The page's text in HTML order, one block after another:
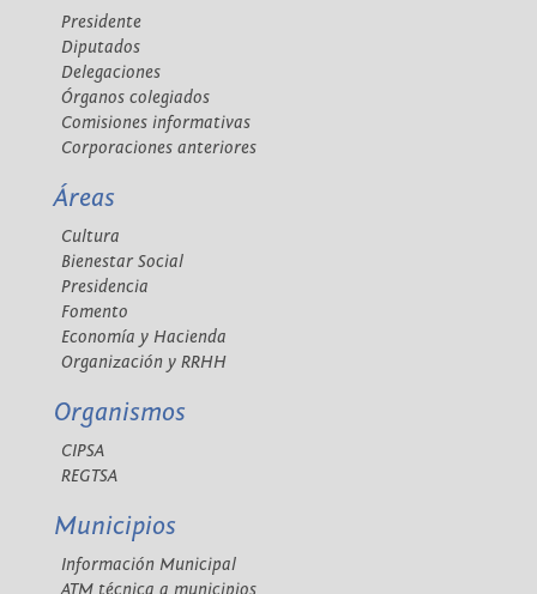
Presidente
Diputados
Delegaciones
Órganos colegiados
Comisiones informativas
Corporaciones anteriores
Áreas
Cultura
Bienestar Social
Presidencia
Fomento
Economía y Hacienda
Organización y RRHH
Organismos
CIPSA
REGTSA
Municipios
Información Municipal
ATM técnica a municipios